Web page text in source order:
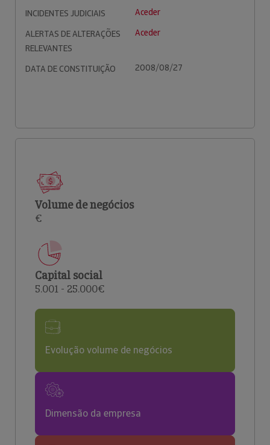
INCIDENTES JUDICIAIS
Aceder
ALERTAS DE ALTERAÇÕES
RELEVANTES
Aceder
DATA DE CONSTITUIÇÃO 2008/08/27
Volume de negócios
€
Capital social
5.001 - 25.000€
Evolução volume de negócios
Dimensão da empresa